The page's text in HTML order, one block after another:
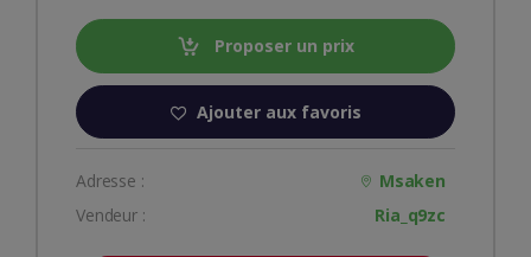
Proposer un prix
Ajouter aux favoris
Adresse :
Msaken
Vendeur :
Ria_q9zc